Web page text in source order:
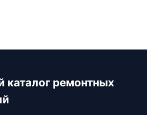
каталог ремонтных